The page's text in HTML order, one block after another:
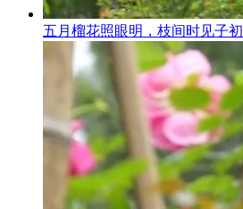
五月榴花照眼明，枝间时见子